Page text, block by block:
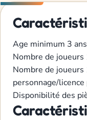
Age minimum 3 ans
Nombre de joueurs
Nombre de joueurs
personnage/licence
Disponibilité des